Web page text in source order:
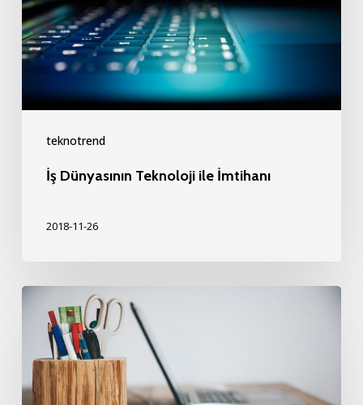
teknotrend
İmtihanı
İş Dünyasının Teknoloji ile İmtihanı
2018-11-26
Teknoloji
Ekiplerinize
Nasıl
İlham